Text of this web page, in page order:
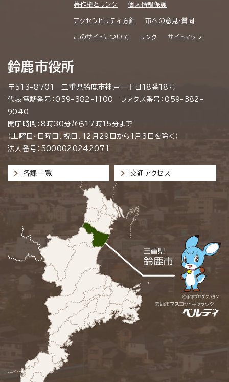
著作権とリンク 個人情報保護
アクセシビリティ方針 市への意見・質問
このサイトについて リンク サイトマップ
鈴鹿市役所
〒513-8701 三重県鈴鹿市神戸一丁目18番18号
代表電話番号：059-382-1100 ファクス番号：059-382-
9040
開庁時間：8時30分から17時15分まで
（土曜日・日曜日、祝日、12月29日から1月3日を除く）
法人番号：5000020242071
各課一覧 交通アクセス